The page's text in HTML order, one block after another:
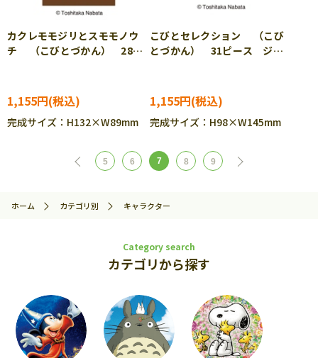
カクレモモジリとスモモノウ
チ （こびとづかん） 28ピ
1,155円
完成サイズ：H132×W89mm
こびとセレクション （こび
とづかん） 31ピース ジグ
1,155円
完成サイズ：H98×W145mm
5 6 7 8 9
ホーム カテゴリ別 キャラクター
Category search
カテゴリから探す